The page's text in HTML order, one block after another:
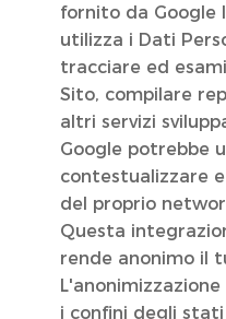
fornito da Google
utilizza i Dati
tracciare ed
Sito, compilare
altri servizi
Google potrebbe
contestualizzare
del proprio
Questa
rende anonimo il
i confini degli